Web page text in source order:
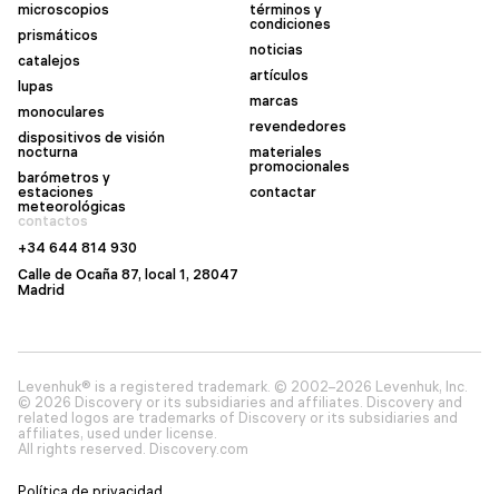
microscopios
prismáticos
catalejos
lupas
monoculares
dispositivos de visión
nocturna
barómetros y
estaciones
meteorológicas
términos y
condiciones
noticias
artículos
marcas
revendedores
materiales
promocionales
contactar
contactos
+34 644 814 930
Calle de Ocaña 87, local 1, 28047
Madrid
Levenhuk® is a registered trademark. © 2002–2026 Levenhuk, Inc.
© 2026 Discovery or its subsidiaries and affiliates. Discovery and
related logos are trademarks of Discovery or its subsidiaries and
affiliates, used under license.
All rights reserved. Discovery.com